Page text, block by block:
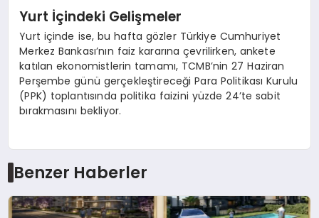
Yurt İçindeki Gelişmeler
Yurt içinde ise, bu hafta gözler Türkiye Cumhuriyet
Merkez Bankası’nın faiz kararına çevrilirken, ankete
katılan ekonomistlerin tamamı, TCMB’nin 27 Haziran
Perşembe günü gerçekleştireceği Para Politikası Kurulu
(PPK) toplantısında politika faizini yüzde 24’te sabit
bırakmasını bekliyor.
Benzer Haberler